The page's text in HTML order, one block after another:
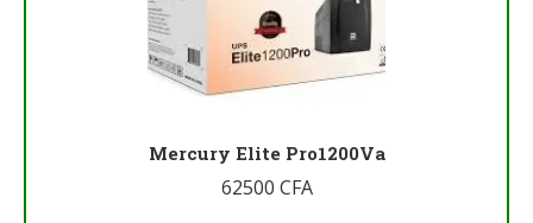
Mercury Elite Pro1200Va
62500 CFA